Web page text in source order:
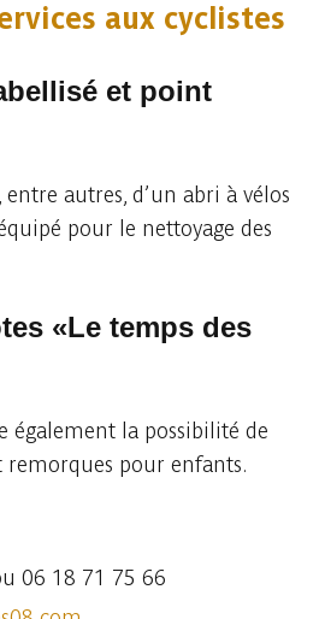
aux cyclistes
et point
entre autres, d’un abri à vélos
pour le nettoyage des
«Le temps des
également la possibilité de
remorques pour enfants.
06 18 71 75 66